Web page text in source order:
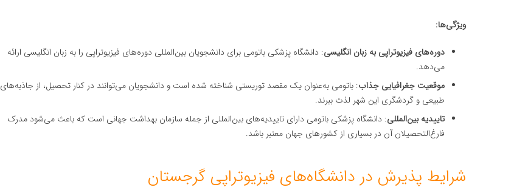
ویژگی‌ها:
دوره‌های فیزیوتراپی به زبان انگلیسی: دانشگاه پزشکی باتومی برای دانشجویان بین‌المللی دوره‌های فیزیوتراپی را به زبان انگلیسی ارائه
می‌دهد.
موقعیت جغرافیایی جذاب: باتومی به‌عنوان یک مقصد توریستی شناخته شده است و دانشجویان می‌توانند در کنار تحصیل، از جاذبه‌های
طبیعی و گردشگری این شهر لذت ببرند.
تاییدیه بین‌المللی: دانشگاه پزشکی باتومی دارای تاییدیه‌های بین‌المللی از جمله سازمان بهداشت جهانی است که باعث می‌شود مدرک
فارغ‌التحصیلان آن در بسیاری از کشورهای جهان معتبر باشد.
شرایط پذیرش در دانشگاه‌های فیزیوتراپی گرجستان